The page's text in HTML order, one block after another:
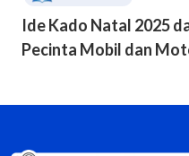
Ide Kado Natal 2025
Pecinta Mobil dan